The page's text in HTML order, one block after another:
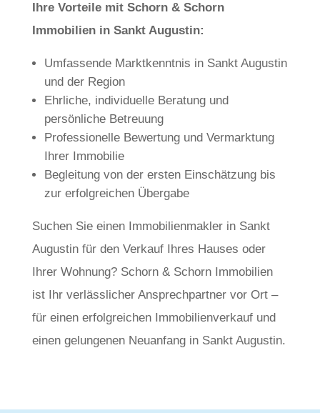
Ihre Vorteile mit Schorn & Schorn
Immobilien in Sankt Augustin:
Umfassende Marktkenntnis in Sankt Augustin
und der Region
Ehrliche, individuelle Beratung und
persönliche Betreuung
Professionelle Bewertung und Vermarktung
Ihrer Immobilie
Begleitung von der ersten Einschätzung bis
zur erfolgreichen Übergabe
Suchen Sie einen Immobilienmakler in Sankt
Augustin für den Verkauf Ihres Hauses oder
Ihrer Wohnung? Schorn & Schorn Immobilien
ist Ihr verlässlicher Ansprechpartner vor Ort –
für einen erfolgreichen Immobilienverkauf und
einen gelungenen Neuanfang in Sankt Augustin.